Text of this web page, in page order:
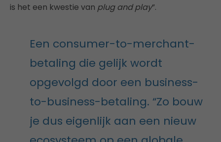
is het een kwestie van plug and play”.
Een consumer-to-merchant-
betaling die gelijk wordt
opgevolgd door een business-
to-business-betaling. “Zo bouw
je dus eigenlijk aan een nieuw